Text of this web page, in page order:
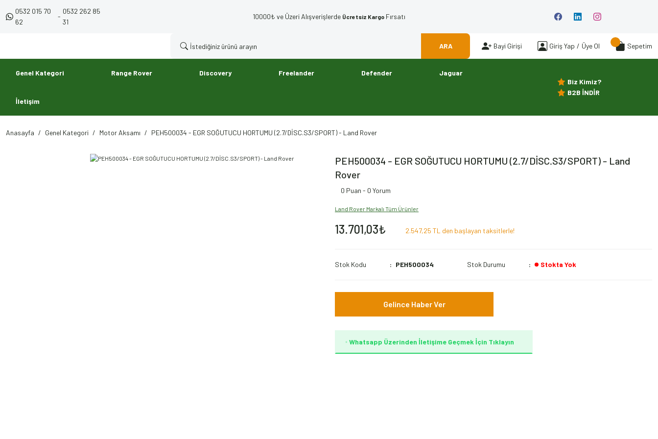
0532 015 70
62
-
0532 262 85
31
10000₺ ve Üzeri Alışverişlerde Ücretsiz Kargo Fırsatı
ARA Bayi Girişi Giriş Yap / Üye Ol Sepetim
Genel Kategori Range Rover Discovery Freelander Defender Jaguar
İletişim
Biz Kimiz?
B2B İNDİR
Anasayfa Genel Kategori Motor Aksamı PEH500034 - EGR SOĞUTUCU HORTUMU (2.7/DİSC.S3/SPORT) - Land Rover
PEH500034 - EGR SOĞUTUCU HORTUMU (2.7/DİSC.S3/SPORT) - Land
Rover
0 Puan - 0 Yorum
Land Rover Markalı Tüm Ürünler
13.701,03₺ 2.547,25 TL den başlayan taksitlerle!
Stok Kodu PEH500034 Stok Durumu Stokta Yok
Gelince Haber Ver
Whatsapp Üzerinden İletişime Geçmek İçin Tıklayın